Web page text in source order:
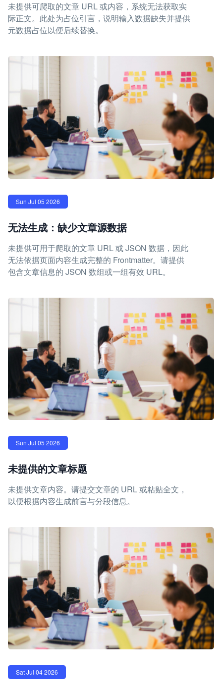
未提供可爬取的文章 URL 或内容，系统无法获取实
际正文。此处为占位引言，说明输入数据缺失并提供
元数据占位以便后续替换。
Sun Jul 05 2026
无法生成：缺少文章源数据
未提供可用于爬取的文章 URL 或 JSON 数据，因此
无法依据页面内容生成完整的 Frontmatter。请提供
包含文章信息的 JSON 数组或一组有效 URL。
Sun Jul 05 2026
未提供的文章标题
未提供文章内容。请提交文章的 URL 或粘贴全文，
以便根据内容生成前言与分段信息。
Sat Jul 04 2026